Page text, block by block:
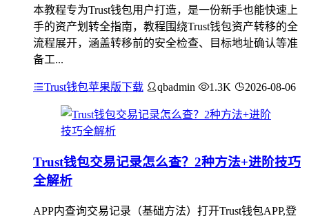
本教程专为Trust钱包用户打造，是一份新手也能快速上
手的资产划转全指南，教程围绕Trust钱包资产转移的全
流程展开，涵盖转移前的安全检查、目标地址确认等准
备工...
Trust钱包苹果版下载 qbadmin 1.3K 2026-08-06
Trust钱包交易记录怎么查？2种方法+进阶技巧
全解析
APP内查询交易记录（基础方法）打开Trust钱包APP,登